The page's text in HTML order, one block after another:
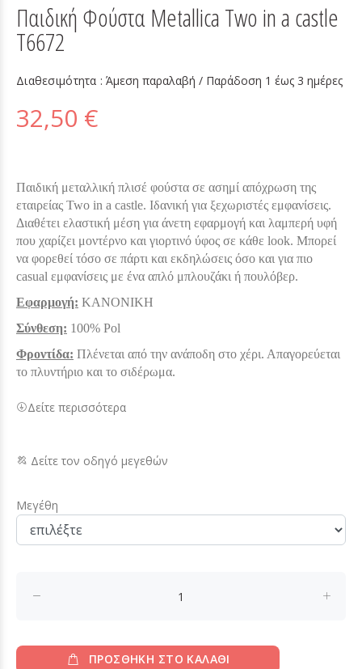
Παιδική Φούστα Metallica Two in a castle
T6672
Διαθεσιμότητα :Άμεση παραλαβή / Παράδoση 1 έως 3 ημέρες
32,50 €
Παιδική μεταλλική πλισέ φούστα σε ασημί απόχρωση της
εταιρείας Two in a castle. Ιδανική για ξεχωριστές εμφανίσεις.
Διαθέτει ελαστική μέση για άνετη εφαρμογή και λαμπερή υφή
που χαρίζει μοντέρνο και γιορτινό ύφος σε κάθε look. Μπορεί
να φορεθεί τόσο σε πάρτι και εκδηλώσεις όσο και για πιο
casual εμφανίσεις με ένα απλό μπλουζάκι ή πουλόβερ.
Εφαρμογή: ΚΑΝΟΝΙΚΗ
Σύνθεση: 100% Pol
Φροντίδα: Πλένεται από την ανάποδη στο χέρι. Απαγορεύεται
το πλυντήριο και το σιδέρωμα.
Δείτε περισσότερα
Δείτε τον οδηγό μεγεθών
Μεγέθη
ΠΡΟΣΘΗΚΗ ΣΤΟ ΚΑΛΑΘΙ